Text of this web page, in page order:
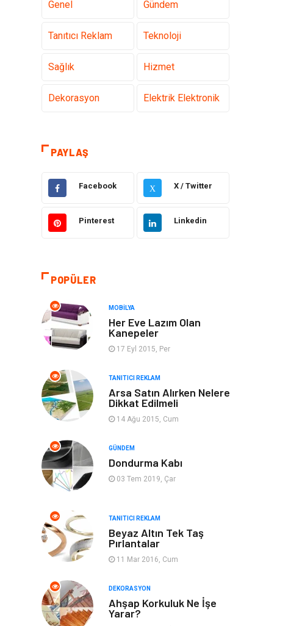
Genel Gündem
Tanıtıcı Reklam Teknoloji
Sağlık Hizmet
Dekorasyon Elektrik Elektronik
Taşımacılık
Giyim
Makine
Organizasyon Turizm
Otomotiv Bahçe Ev
Tekstil Tatil
Hediyelik Eşya
Mobilya Eğlence
Maden ve Metal İnternet
Plastik
Endüstriyel
Bebek Giyim Ambalaj
PAYLAŞ
Facebook X X / Twitter
Pinterest Linkedin
POPÜLER
MOBILYA
Her Eve Lazım Olan
Kanepeler
17 Eyl 2015, Per
TANITICI REKLAM
Arsa Satın Alırken Nelere
Dikkat Edilmeli
14 Ağu 2015, Cum
GÜNDEM
Dondurma Kabı
03 Tem 2019, Çar
TANITICI REKLAM
Beyaz Altın Tek Taş
Pırlantalar
11 Mar 2016, Cum
DEKORASYON
Ahşap Korkuluk Ne İşe
Yarar?